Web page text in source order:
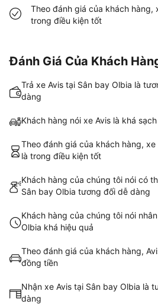
Theo đánh giá của khách hàng,
trong điều kiện tốt
Đánh Giá Của Khách
Trả xe Avis tại Sân bay Olbia là
dàng
Khách hàng nói xe Avis là khá
Theo đánh giá của khách hàng, xe
là trong điều kiện tốt
Khách hàng của chúng tôi nói có
Sân bay Olbia tương đối dễ dàng
Khách hàng của chúng tôi nói
Olbia khá hiệu quả
Theo đánh giá của khách hàng,
đồng tiền
Nhận xe Avis tại Sân bay Olbia là
dàng